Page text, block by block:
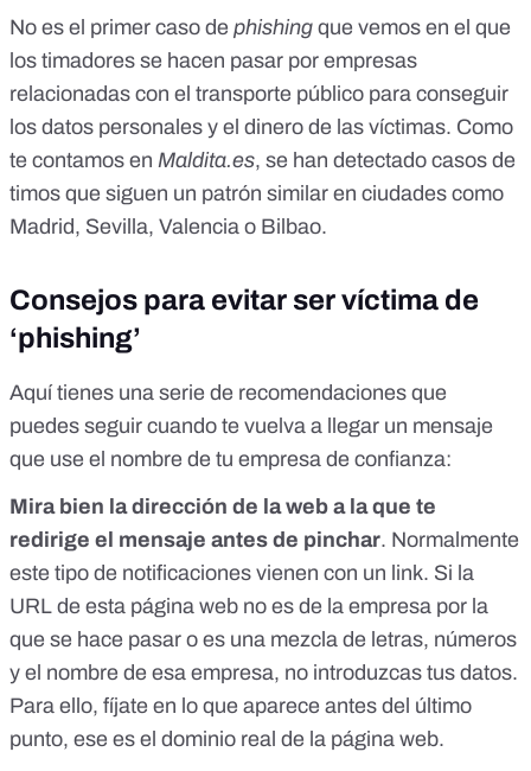
No es el primer caso de phishing que vemos en el que
los timadores se hacen pasar por empresas
relacionadas con el transporte público para conseguir
los datos personales y el dinero de las víctimas. Como
te contamos en Maldita.es, se han detectado casos de
timos que siguen un patrón similar en ciudades como
Madrid, Sevilla, Valencia o Bilbao.
Consejos para evitar ser víctima de
‘phishing’
Aquí tienes una serie de recomendaciones que
puedes seguir cuando te vuelva a llegar un mensaje
que use el nombre de tu empresa de confianza:
Mira bien la dirección de la web a la que te
redirige el mensaje antes de pinchar. Normalmente
este tipo de notificaciones vienen con un link. Si la
URL de esta página web no es de la empresa por la
que se hace pasar o es una mezcla de letras, números
y el nombre de esa empresa, no introduzcas tus datos.
Para ello, fíjate en lo que aparece antes del último
punto, ese es el dominio real de la página web.